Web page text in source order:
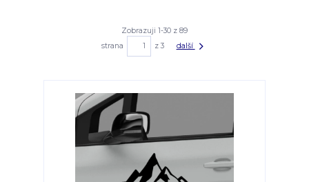
Zobrazuji 1-30 z 89
strana
z 3 další